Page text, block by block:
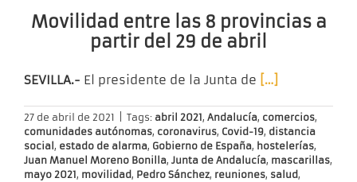
Movilidad entre las 8 provincias a
partir del 29 de abril
SEVILLA.- El presidente de la Junta de […]
27 de abril de 2021 Tags: abril 2021, Andalucía, comercios,
comunidades autónomas, coronavirus, Covid-19, distancia
social , estado de alarma, Gobierno de España, hostelerías,
Juan Manuel Moreno Bonilla, Junta de Andalucía, mascarillas,
mayo 2021, movilidad, Pedro Sánchez, reuniones, salud,